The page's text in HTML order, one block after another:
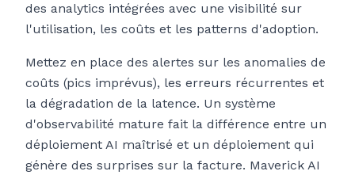
des analytics intégrées avec une visibilité sur
l'utilisation, les coûts et les patterns d'adoption.
Mettez en place des alertes sur les anomalies de
coûts (pics imprévus), les erreurs récurrentes et
la dégradation de la latence. Un système
d'observabilité mature fait la différence entre un
déploiement AI maîtrisé et un déploiement qui
génère des surprises sur la facture. Maverick AI